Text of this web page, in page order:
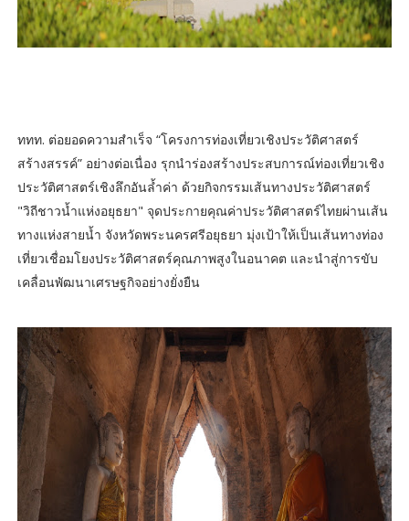
ททท. ต่อยอดความสำเร็จ “โครงการท่องเที่ยวเชิงประวัติศาสตร์
สร้างสรรค์” อย่างต่อเนื่อง รุกนำร่องสร้างประสบการณ์ท่องเที่ยวเชิง
ประวัติศาสตร์เชิงลึกอันล้ำค่า ด้วยกิจกรรมเส้นทางประวัติศาสตร์
"วิถีชาวน้ำแห่งอยุธยา" จุดประกายคุณค่าประวัติศาสตร์ไทยผ่านเส้น
ทางแห่งสายน้ำ จังหวัดพระนครศรีอยุธยา มุ่งเป้าให้เป็นเส้นทางท่อง
เที่ยวเชื่อมโยงประวัติศาสตร์คุณภาพสูงในอนาคต และนำสู่การขับ
เคลื่อนพัฒนาเศรษฐกิจอย่างยั่งยืน